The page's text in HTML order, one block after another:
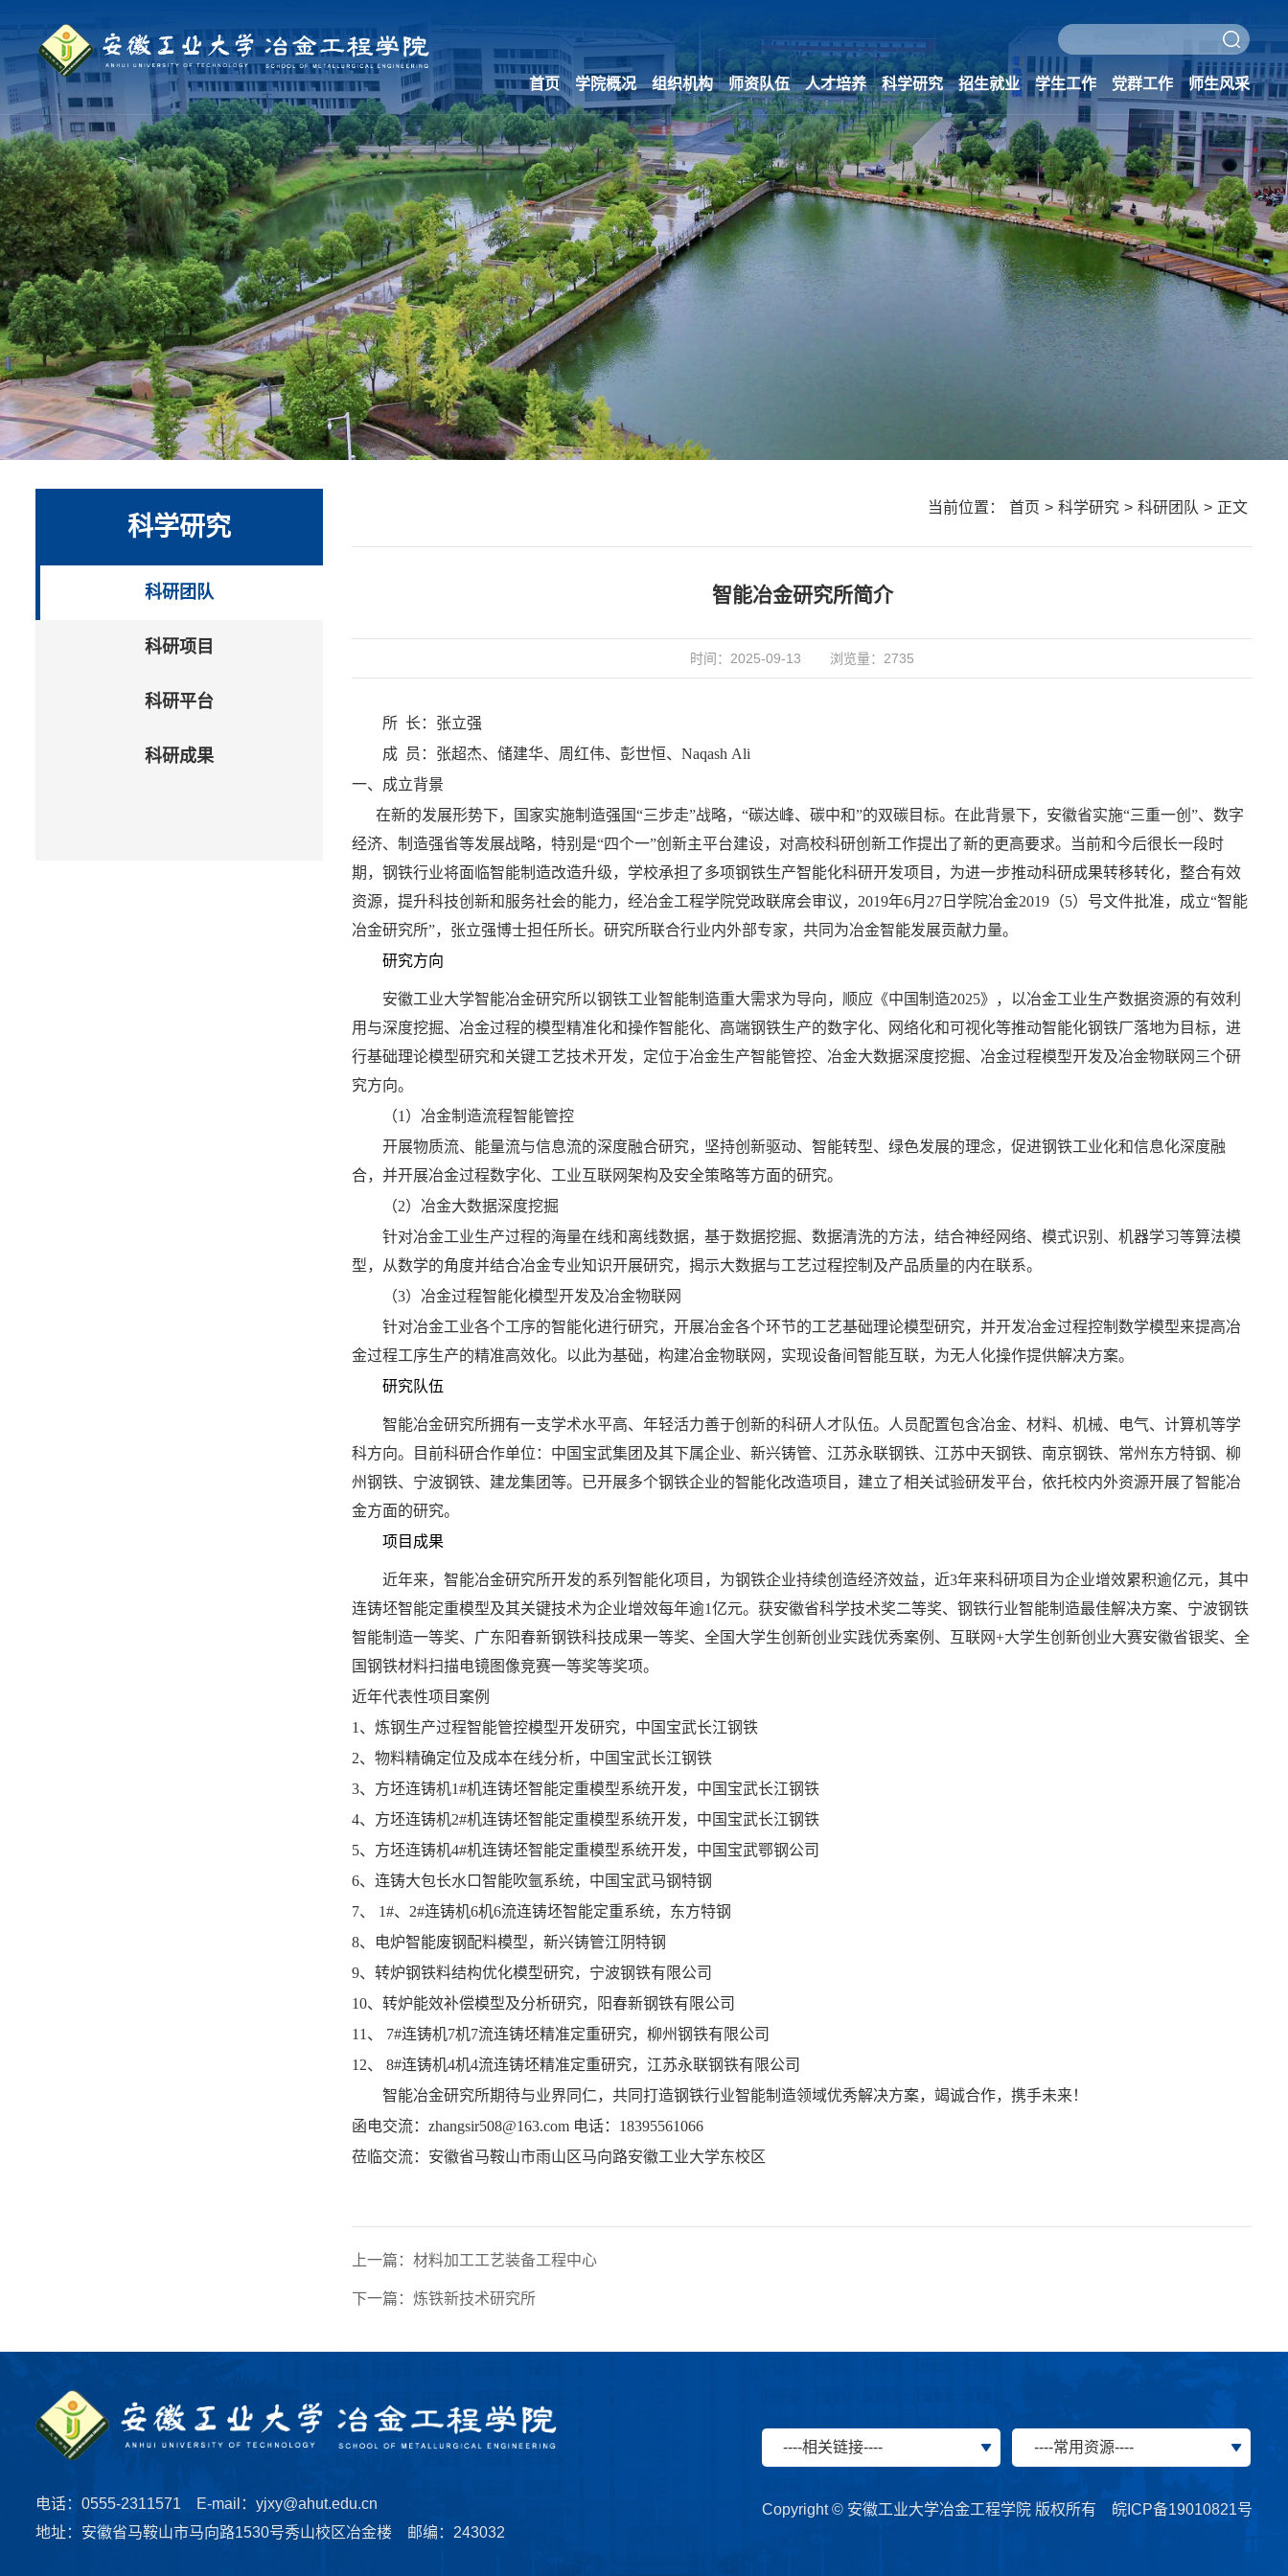
首页 学院概况 组织机构 师资队伍 人才培养 科学研究 招生就业 学生工作 党群工作 师生风采
科学研究
科研团队
科研项目
科研平台
科研成果
当前位置： 首页 > 科学研究 > 科研团队 > 正文
智能冶金研究所简介
时间：2025-09-13 浏览量： 2735
所 长：张立强
成 员：张超杰、储建华、周红伟、彭世恒、 Naqash Ali
一、成立背景
在新的发展形势下，国家实施制造强国“三步走”战略，“碳达峰、碳中和”的双碳目标。在此背景下，安徽省实施“三重一创”、数字
经济、制造强省等发展战略，特别是“四个一”创新主平台建设，对高校科研创新工作提出了新的更高要求。当前和今后很长一段时
期，钢铁行业将面临智能制造改造升级，学校承担了多项钢铁生产智能化科研开发项目，为进一步推动科研成果转移转化，整合有效
资源，提升科技创新和服务社会的能力，经冶金工程学院党政联席会审议， 2019年6月 27 日学院冶金2019 （5）号文件批准，成立“智能
冶金研究所”，张立强博士担任所长。研究所联合行业内外部专家，共同为冶金智能发展贡献力量。
研究方向
安徽工业大学智能冶金研究所以钢铁工业智能制造重大需求为导向，顺应《中国制造2025》，以冶金工业生产数据资源的有效利
用与深度挖掘、冶金过程的模型精准化和操作智能化、高端钢铁生产的数字化、网络化和可视化等推动智能化钢铁厂落地为目标，进
行基础理论模型研究和关键工艺技术开发，定位于冶金生产智能管控、冶金大数据深度挖掘、冶金过程模型开发及冶金物联网三个研
究方向。
（1 ）冶金制造流程智能管控
开展物质流、能量流与信息流的深度融合研究，坚持创新驱动、智能转型、绿色发展的理念，促进钢铁工业化和信息化深度融
合，并开展冶金过程数字化、工业互联网架构及安全策略等方面的研究。
（2）冶金大数据深度挖掘
针对冶金工业生产过程的海量在线和离线数据，基于数据挖掘、数据清洗的方法，结合神经网络、模式识别、机器学习等算法模
型，从数学的角度并结合冶金专业知识开展研究，揭示大数据与工艺过程控制及产品质量的内在联系。
（3）冶金过程智能化模型开发及冶金物联网
针对冶金工业各个工序的智能化进行研究，开展冶金各个环节的工艺基础理论模型研究，并开发冶金过程控制数学模型来提高冶
金过程工序生产的精准高效化。以此为基础，构建冶金物联网，实现设备间智能互联，为无人化操作提供解决方案。
研究队伍
智能冶金研究所拥有一支学术水平高、年轻活力善于创新的科研人才队伍。人员配置包含冶金、材料、机械、电气、计算机等学
科方向。目前科研合作单位：中国宝武集团及其下属企业、新兴铸管、江苏永联钢铁、江苏中天钢铁、南京钢铁、常州东方特钢、柳
州钢铁、宁波钢铁、建龙集团等。已开展多个钢铁企业的智能化改造项目，建立了相关试验研发平台，依托校内外资源开展了智能冶
金方面的研究。
项目成果
近年来，智能冶金研究所开发的系列智能化项目，为钢铁企业持续创造经济效益，近3年来科研项目为企业增效累积逾亿元，其中
连铸坯智能定重模型及其关键技术为企业增效每年逾1亿元。获安徽省科学技术奖二等奖、钢铁行业智能制造最佳解决方案、宁波钢铁
智能制造一等奖、广东阳春新钢铁科技成果一等奖、全国大学生创新创业实践优秀案例、互联网+大学生创新创业大赛安徽省银奖、全
国钢铁材料扫描电镜图像竞赛一等奖等奖项。
近年代表性项目案例
1 、炼钢生产过程智能管控模型开发研究，中国宝武长江钢铁
2、物料精确定位及成本在线分析，中国宝武长江钢铁
3、方坯连铸机1#机连铸坯智能定重模型系统开发，中国宝武长江钢铁
4、方坯连铸机2#机连铸坯智能定重模型系统开发，中国宝武长江钢铁
5、方坯连铸机4#机连铸坯智能定重模型系统开发，中国宝武鄂钢公司
6、连铸大包长水口智能吹氩系统，中国宝武马钢特钢
7、 1#、 2#连铸机6机6流连铸坯智能定重系统，东方特钢
8、电炉智能废钢配料模型，新兴铸管江阴特钢
9、转炉钢铁料结构优化模型研究，宁波钢铁有限公司
10、转炉能效补偿模型及分析研究，阳春新钢铁有限公司
11 、 7#连铸机7机7流连铸坯精准定重研究，柳州钢铁有限公司
12、 8#连铸机4机4流连铸坯精准定重研究，江苏永联钢铁有限公司
智能冶金研究所期待与业界同仁，共同打造钢铁行业智能制造领域优秀解决方案，竭诚合作，携手未来！
函电交流： zhangsir508@163.com 电话： 18395561066
莅临交流：安徽省马鞍山市雨山区马向路安徽工业大学东校区
上一篇： 材料加工工艺装备工程中心
下一篇： 炼铁新技术研究所
电话：0555-2311571 E-mail：yjxy@ahut.edu.cn
地址：安徽省马鞍山市马向路1530号秀山校区冶金楼 邮编：243032
----相关链接---- ----常用资源----
Copyright © 安徽工业大学冶金工程学院 版权所有 皖ICP备19010821号